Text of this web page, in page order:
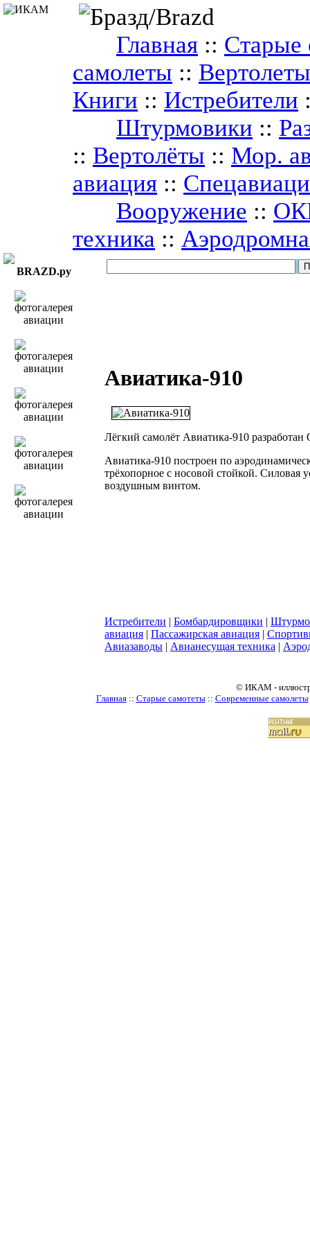
Главная :: Старые
самолеты :: Вертолеты
Книги :: Истребители
Штурмовики ::
:: Вертолёты :: Мор.
авиация ::
Вооружение ::
техника ::
BRAZD.ру
Авиатика-910
Лёгкий самолёт Авиатика-910
Авиатика-910 построен по
трёхопорное с носовой стойкой. Силовая
воздушным винтом.
Истребители | Бомбардировщики |
авиация | Пассажирская авиация |
Авиазаводы | Авианесущая техника |
© ИКАМ -
Главная:: Старые самотеты:: Современные самолеты